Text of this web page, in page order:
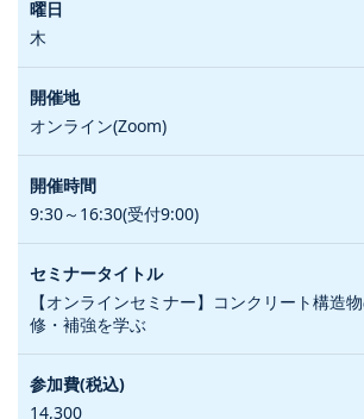
木
オンライン(Zoom)
9:30～16:30(受付9:00)
【オンラインセミナー】コンクリート構造
修・補強を学ぶ
14,300